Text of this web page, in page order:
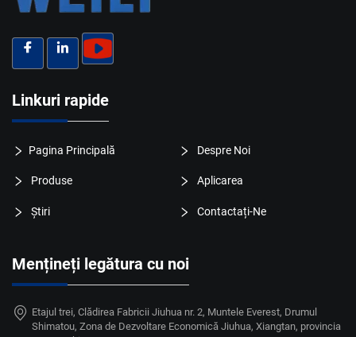
Linkuri rapide
Pagina Principală Despre Noi
Produse Aplicarea
Știri Contactați-Ne
Mențineți legătura cu noi
Etajul trei, Clădirea Fabricii Jiuhua nr. 2, Muntele Everest, Drumul
Shimatou, Zona de Dezvoltare Economică Jiuhua, Xiangtan, provincia